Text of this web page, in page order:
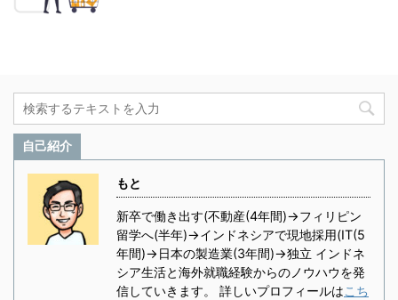
自己紹介
もと
新卒で働き出す(不動産(4年間)→フィリピン
留学へ(半年)→インドネシアで現地採用(IT(5
年間)→日本の製造業(3年間)→独立 インドネ
シア生活と海外就職経験からのノウハウを発
信していきます。 詳しいプロフィールはこち